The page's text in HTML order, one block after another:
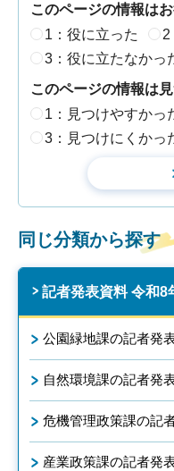
このページの情報は
1：役に立った
2
3：役に立たなかっ
このページの情報は
1：見つけやすかっ
3：見つけにくかっ
同じ分類から探す
記者発表資料 令和8
公園緑地課の記者発
自然環境課の記者発
危機管理政策課の記
産業政策課の記者発